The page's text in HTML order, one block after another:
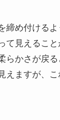
締め付ける
て見えること
らかさが戻
えますが、